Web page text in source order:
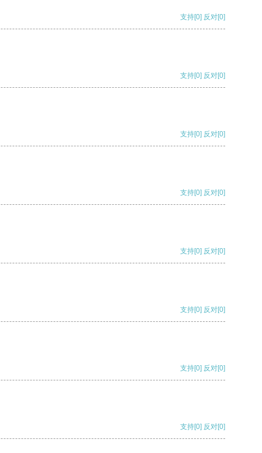
支持[0] 反对[0]
支持[0] 反对[0]
支持[0] 反对[0]
支持[0] 反对[0]
支持[0] 反对[0]
支持[0] 反对[0]
支持[0] 反对[0]
支持[0] 反对[0]